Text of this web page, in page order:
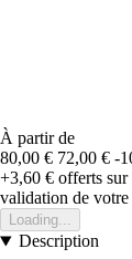
À partir de
80,00 € 72,00 € -
+3,60 € offerts sur
validation de votre
Loading...
Description